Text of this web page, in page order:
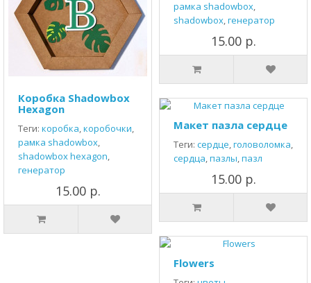
Коробка Shadowbox
Hexagon
Теги: коробка,коробочки,
рамка shadowbox,
shadowbox hexagon,
генератор
15.00 р.
рамка shadowbox,
shadowbox,генератор
15.00 р.
Макет пазла сердце
Теги: сердце,головоломка,
сердца,пазлы,пазл
15.00 р.
Flowers